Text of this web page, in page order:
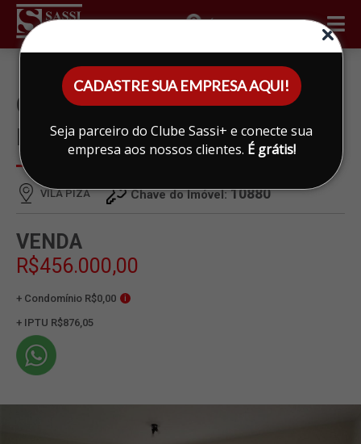
CADASTRE SUA EMPRESA AQUI!
Seja parceiro do Clube Sassi+ e conecte sua
empresa aos nossos clientes. É grátis!
ÁREA DO CLIENTE
CASA À VENDA EM VILA
PIZA, LIMEIRA
VILA PIZA Chave do Imóvel:10880
VENDA
R$456.000,00
+ Condomínio R$0,00 i
+ IPTU R$876,05